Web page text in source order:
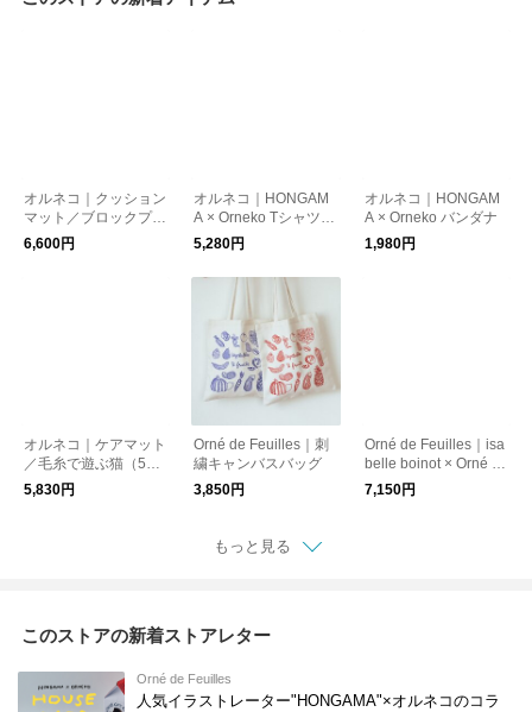
オルネコ｜クッション
マット／ブロックプリ
ント柄
6,600円
オルネコ｜HONGAM
A × Orneko Tシャツ／
NO HUMANS AND D
OGS
5,280円
オルネコ｜HONGAM
A × Orneko バンダナ
1,980円
オルネコ｜ケアマット
／毛糸で遊ぶ猫（50×
70cm）
5,830円
Orné de Feuilles｜刺
繍キャンバスバッグ
3,850円
Orné de Feuilles｜isa
belle boinot × Orné de
Feuilles Tシャツ
7,150円
もっと見る
このストアの新着ストアレター
Orné de Feuilles
人気イラストレーター"HONGAMA"×オルネコの​コラ